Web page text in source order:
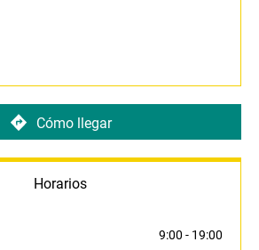
Cómo llegar
Horarios
9:00 - 19:00